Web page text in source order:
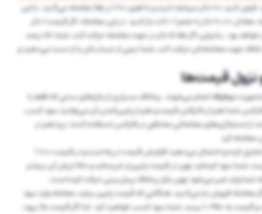
برای درک بهتر این موضوع به این مثال دقت کنید: فرض کنید 100 دلار سرمایه دارید و با اهرم 1:100 در طلا معامله می‌کنید. با این
اهرم می‌توانید معامله‌ای تا 100 برابر سرمایه اولیه، معادل 10,000 دلار با حجم 0.1 لات باز کنید. در این معامله، اگر قیمت 1 دلار
حرکت کند، سود یا ضرر معامله شما حدود 10 دلار خواهد بود. بنابراین اگر طلا 5 دلار در جهت معامله حرکت کند، شما 50 درصد
دلار سود کسب کرده‌اید. اما اگر 5 دلار خلاف جهت معامله‌تان حرکت کند، شما نیمی از حساب‌تان را از دست می‌دهید و
قیمت‌ها
دوطرفهانجام می‌شوند. برخلاف بسیاری از بازارهای سنتی که فقط با
شما هم از بالارفتن قیمت و هم از پایین‌آمدن آن می‌توانید سود کسب
از استراتژی‌های معاملاتی مختلفی در فارکس استفاده کنند؛ زیرا هم در
کرد.
را تحلیل کرده و احتمال می‌دهید افزایش قیمت در راه است و در قیمت 1.1000
خرید باز می‌کنید. اگر قیمت به 1.1050 برسد، شما سود کرده‌اید چون در قیمت پایین‌تر خریده‌اید و حالا ارزش آن بیشتر
فروش باز می‌کنید، هنگامی که قیمت پایین بیاید، معامله وارد سود
می‌شود. مثلا اگر یورو به دلار را در 1.1000 بفروشید و قیمت به 1.0950 برسد، شما سود کسب خواهید کرد. اما اگر قیمت بالا برود،